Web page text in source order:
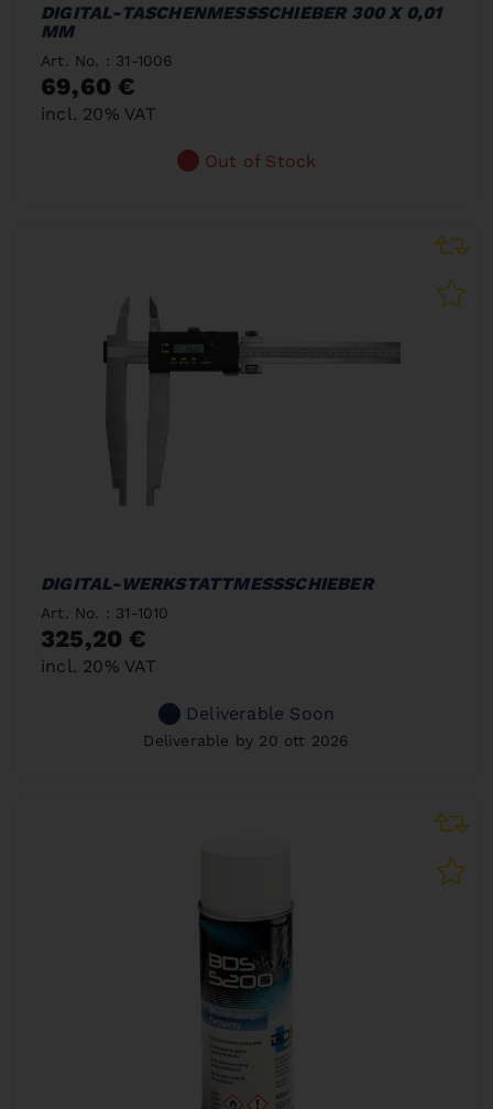
DIGITAL-TASCHENMESSSCHIEBER 300 X 0,01
MM
Art. No. : 31-1006
69,60 €
incl. 20% VAT
Out of Stock
DIGITAL-WERKSTATTMESSSCHIEBER
Art. No. : 31-1010
325,20 €
incl. 20% VAT
Deliverable Soon
Deliverable by 20 ott 2026